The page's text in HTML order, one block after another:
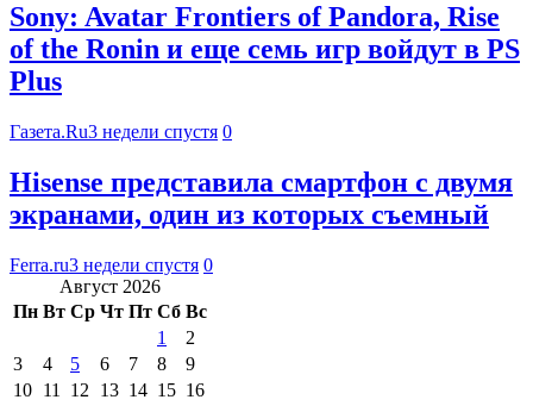
Sony: Avatar Frontiers of Pandora, Rise
of the Ronin и еще семь игр войдут в PS
Plus
Газета.Ru3 недели спустя 0
Hisense представила смартфон с двумя
экранами, один из которых съемный
Ferra.ru3 недели спустя 0
Август 2026
Пн Вт Ср Чт Пт Сб Вс
1
2
3
4 5 6 7 8
9
10 11 12 13 14 15 16